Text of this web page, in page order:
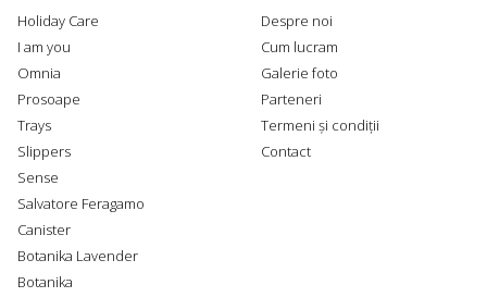
Holiday Care
I am you
Omnia
Prosoape
Trays
Slippers
Sense
Salvatore Feragamo
Canister
Botanika Lavender
Botanika
Despre noi
Cum lucram
Galerie foto
Parteneri
Termeni și condiții
Contact